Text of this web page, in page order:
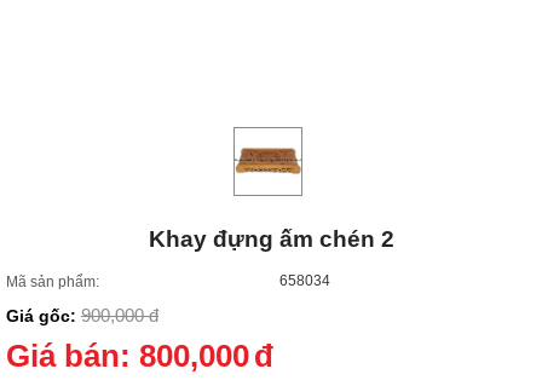
Khay đựng ấm chén 2
Mã sản phẩm: 658034
Giá gốc: 900,000 đ
Giá bán: 800,000đ